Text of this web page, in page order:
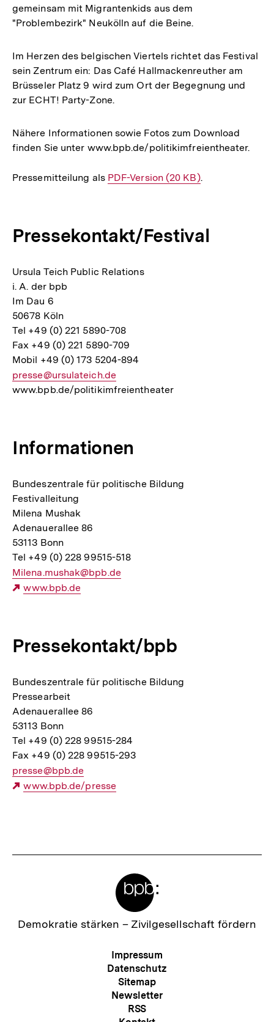
gemeinsam mit Migrantenkids aus dem
"Problembezirk" Neukölln auf die Beine.
Im Herzen des belgischen Viertels richtet das Festival
sein Zentrum ein: Das Café Hallmackenreuther am
Brüsseler Platz 9 wird zum Ort der Begegnung und
zur ECHT! Party-Zone.
Nähere Informationen sowie Fotos zum Download
finden Sie unter www.bpb.de/politikimfreientheater.
Pressemitteilung als Interner
PDF-Version (20 KB).
Pressekontakt/Festival
Ursula Teich Public Relations
i. A. der bpb
Im Dau 6
50678 Köln
Tel +49 (0) 221 5890-708
Fax +49 (0) 221 5890-709
Mobil +49 (0) 173 5204-894
E-
Mail
presse@ursulateich.de
www.bpb.de/politikimfreientheater
Informationen
Bundeszentrale für politische Bildung
Festivalleitung
Milena Mushak
Adenauerallee 86
53113 Bonn
Tel +49 (0) 228 99515-518
E-
Mail
Milena.mushak@bpb.de
Externer
www.bpb.de
Pressekontakt/bpb
Bundeszentrale für politische Bildung
Pressearbeit
Adenauerallee 86
53113 Bonn
Tel +49 (0) 228 99515-284
Fax +49 (0) 228 99515-293
E-
Mail
presse@bpb.de
Externer
www.bpb.de/presse
Zur
Demokratie stärken – Zivilgesellschaft fördern
Meta-
Navigation
Impressum
Datenschutz
Sitemap
Newsletter
RSS